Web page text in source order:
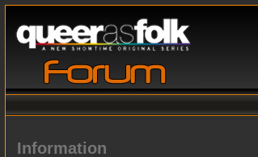
Information